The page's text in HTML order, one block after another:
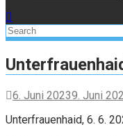
6. Juni 20239. Juni
Unterfrauenhaid, 6. 6.